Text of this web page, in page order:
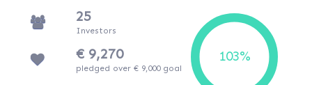
25
Investors
€ 9,270
pledged over € 9,000 goal